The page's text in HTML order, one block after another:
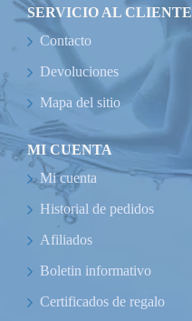
SERVICIO AL CLIENTE
Contacto
Devoluciones
Mapa del sitio
MI CUENTA
Mi cuenta
Historial de pedidos
Afiliados
Boletin informativo
Certificados de regalo